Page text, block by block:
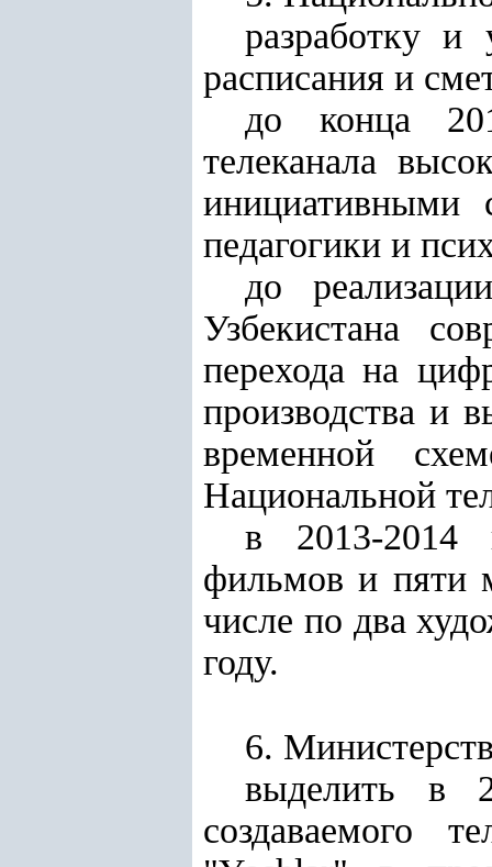
разработку и
расписания и
до конца
телеканала
инициативными
педагогики и
до
Узбекистана
перехода на
производства и
временной
Национальной
в 2013-2014
фильмов и пяти
числе по два
году.
6.
выделить в
создаваемого